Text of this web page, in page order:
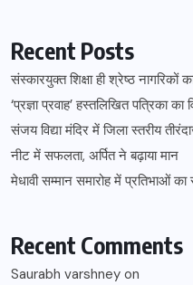
Recent Posts
संस्कारयुक्त शिक्षा ही श्रेष्ठ नागरिकों
‘प्रज्ञा प्रवाह’ हस्तलिखित पत्रिका का
संजय विद्या मंदिर में जिला स्तरीय
नीट में सफलता, अर्पित ने बढ़ाया मान
मेधावी सम्मान समारोह में प्रतिभाओं का
Recent Comments
Saurabh varshney on